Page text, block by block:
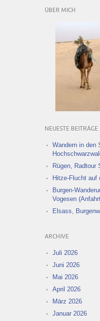
ÜBER MICH
NEUESTE BEITRÄGE
Wandern in den
Rügen, Radtour
Hitze-Flucht auf
Burgen-
Vogesen
Elsass,
ARCHIVE
Juli 2026
Juni 2026
Mai 2026
April 2026
März 2026
Januar 2026